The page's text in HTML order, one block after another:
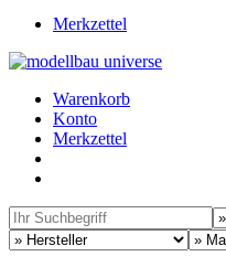
Merkzettel
Warenkorb
Konto
Merkzettel